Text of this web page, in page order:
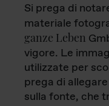
Si prega di
materiale
ganze Leben
vigore. Le
utilizzate per
prega di
sulla fonte, che